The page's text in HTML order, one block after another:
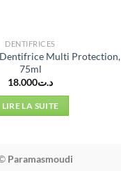
DENTIFRICES
Dentifrice Multi Protection,
75ml
د.ت18.000
LIRE LA SUITE
Paramasmoudi